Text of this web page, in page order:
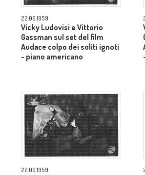
22.09.1959
Vicky Ludovisi e Vittorio
Gassman sul set del film
Audace colpo dei soliti ignoti
- piano americano
22.09.1959